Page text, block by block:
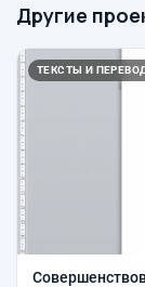
Другие
ТЕКСТЫ И